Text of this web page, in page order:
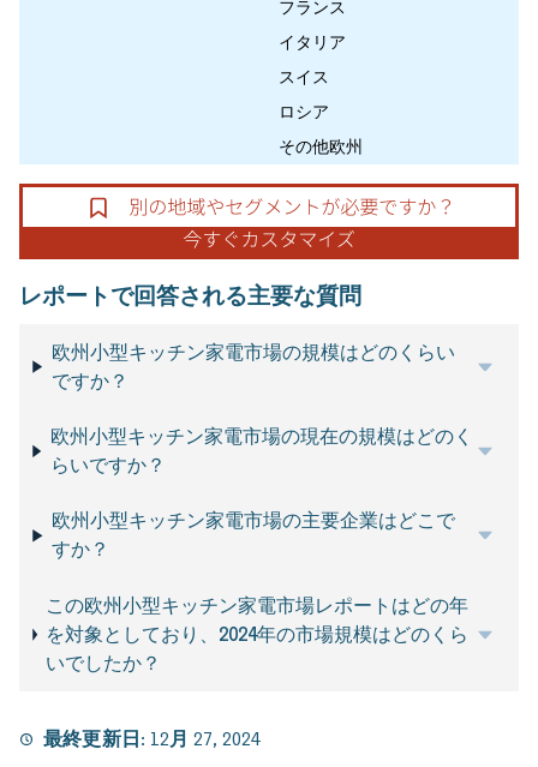
フランス
イタリア
スイス
ロシア
その他欧州
レポートで回答される主要な質問
欧州小型キッチン家電市場の規模はどのくらい
ですか？
欧州小型キッチン家電市場の現在の規模はどのく
らいですか？
欧州小型キッチン家電市場の主要企業はどこで
すか？
この欧州小型キッチン家電市場レポートはどの年
を対象としており、2024年の市場規模はどのくら
いでしたか？
最終更新日: 12月 27, 2024